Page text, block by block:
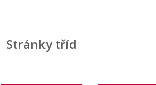
Stránky tříd